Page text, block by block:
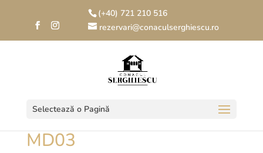
(+40) 721 210 516
rezervari@conaculserghiescu.ro
Selectează o Pagină
MD03